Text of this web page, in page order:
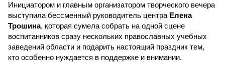
Инициатором и главным организатором творческого вечера
выступила бессменный руководитель центра Елена
Трошина, которая сумела собрать на одной сцене
воспитанников сразу нескольких православных учебных
заведений области и подарить настоящий праздник тем,
кто особенно нуждается в поддержке и внимании.